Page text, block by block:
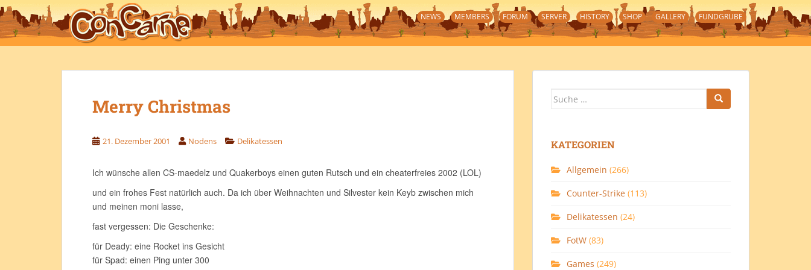
S
k
i
p
NEWS MEMBERS FORUM SERVER HISTORY SHOP GALLERY FUNDGRUBE
Merry Christmas
21. Dezember 2001 Nodens Delikatessen
Ich wünsche allen CS-maedelz und Quakerboys einen guten Rutsch und ein cheaterfreies 2002 (LOL)
und ein frohes Fest natürlich auch. Da ich über Weihnachten und Silvester kein Keyb zwischen mich
und meinen moni lasse,
fast vergessen: Die Geschenke:
für Deady: eine Rocket ins Gesicht
für Spad: einen Ping unter 300
Suche
KATEGORIEN
Allgemein (266)
Counter-Strike (113)
Delikatessen (24)
FotW (83)
Games (249)